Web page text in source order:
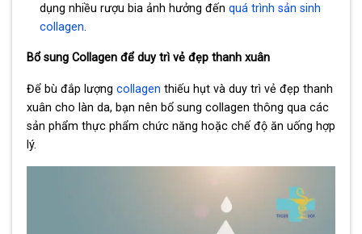
dụng nhiều rượu bia ảnh hưởng đến quá trình sản sinh
collagen.
Bổ sung Collagen để duy trì vẻ đẹp thanh xuân
Để bù đắp lượng collagen thiếu hụt và duy trì vẻ đẹp thanh
xuân cho làn da, bạn nên bổ sung collagen thông qua các
sản phẩm thực phẩm chức năng hoặc chế độ ăn uống hợp
lý.